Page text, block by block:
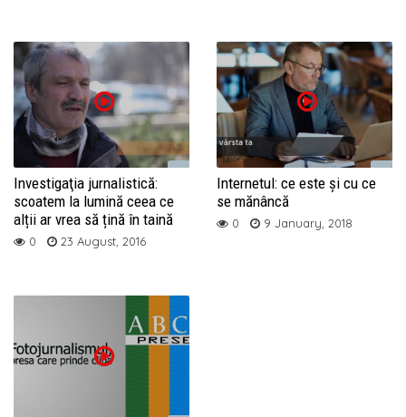
Investigaţia jurnalistică:
scoatem la lumină ceea ce
alții ar vrea să țină în taină
0 23 August, 2016
Internetul: ce este și cu ce
se mănâncă
0 9 January, 2018